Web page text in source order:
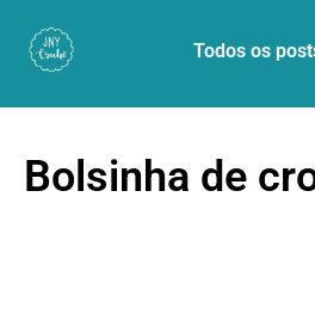
Todos os
Bolsinha de